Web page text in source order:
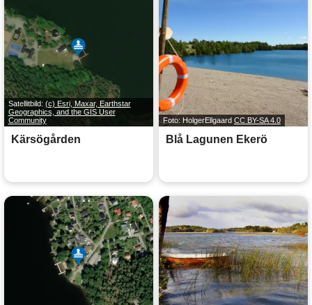
Satellitbild: (c) Esri, Maxar, Earthstar
Geographics, and the GIS User
Community
Kärsögården
Foto: HolgerEllgaard CC BY-SA 4.0
Blå Lagunen Ekerö